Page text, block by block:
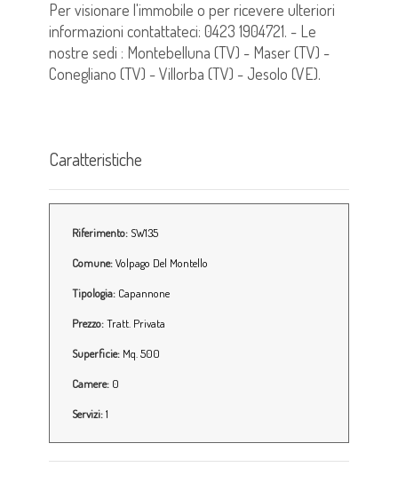
Per visionare l'immobile o per ricevere ulteriori
informazioni contattateci: 0423 1904721. - Le
nostre sedi : Montebelluna (TV) - Maser (TV) -
Conegliano (TV) - Villorba (TV) - Jesolo (VE).
Caratteristiche
Riferimento: SW135
Comune:Volpago Del Montello
Tipologia: Capannone
Prezzo:Tratt. Privata
Superficie: Mq. 500
Camere: 0
Servizi:1